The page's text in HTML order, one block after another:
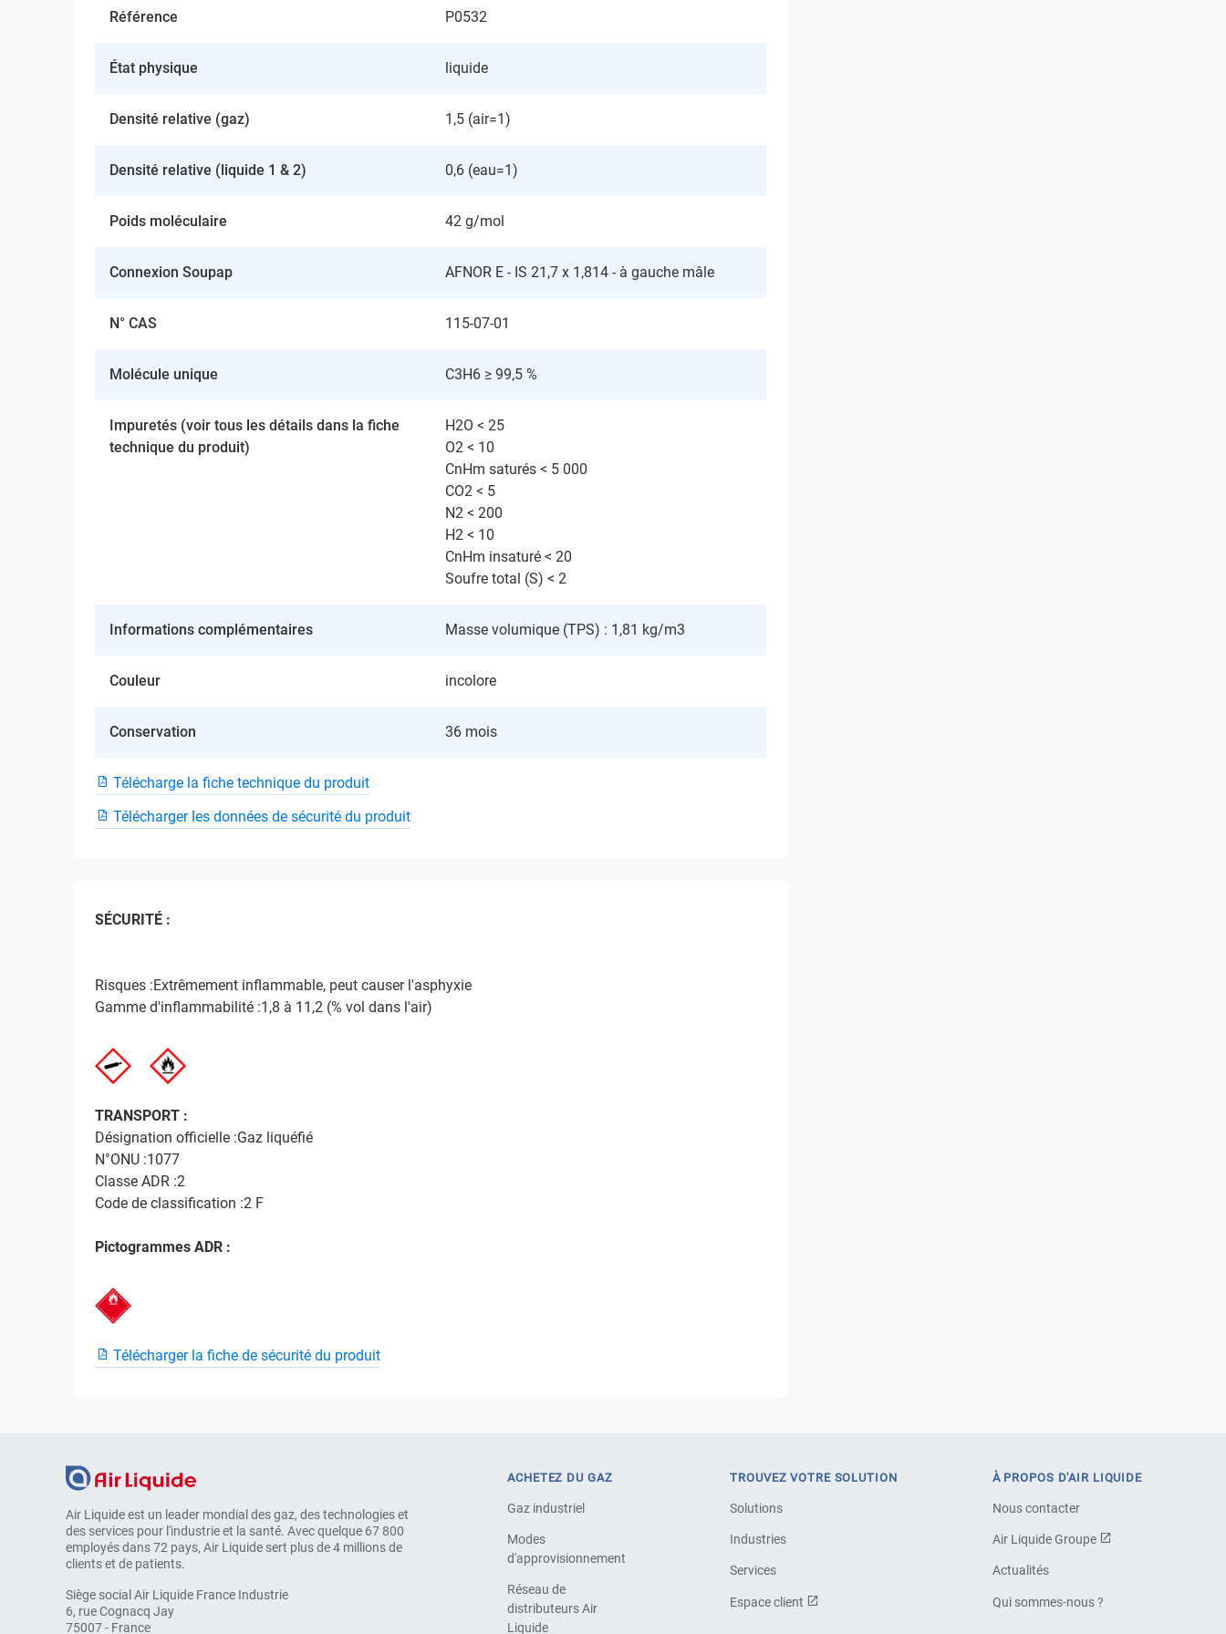
Référence P0532
État physique liquide
Densité relative (gaz) 1,5 (air=1)
Densité relative (liquide 1 & 2) 0,6 (eau=1)
Poids moléculaire 42 g/mol
Connexion Soupap AFNOR E - IS 21,7 x 1,814 - à gauche mâle
N° CAS 115-07-01
Molécule unique C3H6 ≥ 99,5 %
Impuretés (voir tous les détails dans la fiche
technique du produit)
H2O < 25
O2 < 10
CnHm saturés < 5 000
CO2 < 5
N2 < 200
H2 < 10
CnHm insaturé < 20
Soufre total (S) < 2
Informations complémentaires Masse volumique (TPS) : 1,81 kg/m3
Couleur incolore
Conservation 36 mois
Télécharge la fiche technique du produit
Télécharger les données de sécurité du produit
SÉCURITÉ :
Risques :Extrêmement inflammable, peut causer l'asphyxie
Gamme d'inflammabilité :1,8 à 11,2 (% vol dans l'air)
TRANSPORT :
Désignation officielle :Gaz liquéfié
N°ONU :1077
Classe ADR :2
Code de classification :2 F
Pictogrammes ADR :
Télécharger la fiche de sécurité du produit
Air Liquide est un leader mondial des gaz, des technologies et
des services pour l'industrie et la santé. Avec quelque 67 800
employés dans 72 pays, Air Liquide sert plus de 4 millions de
clients et de patients.
Siège social Air Liquide France Industrie
6, rue Cognacq Jay
75007 - France
ACHETEZ DU GAZ
Gaz industriel
Modes
d'approvisionnement
Réseau de
distributeurs Air
Liquide
TROUVEZ VOTRE SOLUTION
Solutions
Industries
Services
Espace client
À PROPOS D'AIR LIQUIDE
Nous contacter
Air Liquide Groupe
Actualités
Qui sommes-nous ?